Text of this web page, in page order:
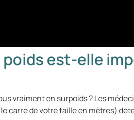
poids est-elle
vraiment en surpoids ? Les
carré de votre taille en mètres)